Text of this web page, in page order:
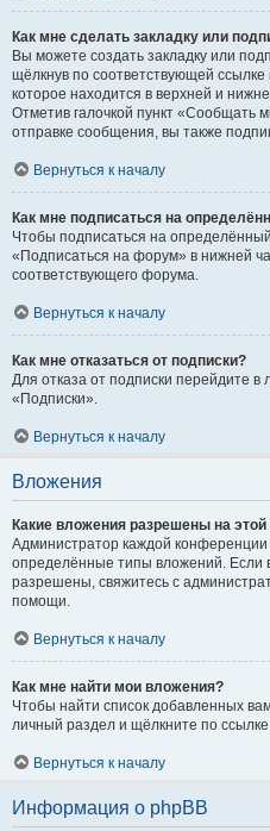
Как мне сделать закладку или
Вы можете создать закладку или
щёлкнув по соответствующей
которое находится в верхней и
Отметив галочкой пункт «Сообщать
отправке сообщения, вы также
Вернуться к началу
Как мне подписаться на
Чтобы подписаться на
«Подписаться на форум» в нижней
соответствующего форума.
Вернуться к началу
Как мне отказаться от подписки?
Для отказа от подписки перейдите
«Подписки».
Вернуться к началу
Вложения
Какие вложения разрешены на
Администратор каждой
определённые типы вложений. Если
разрешены, свяжитесь с
помощи.
Вернуться к началу
Как мне найти мои вложения?
Чтобы найти список добавленных
личный раздел и щёлкните по
Вернуться к началу
Информация о phpBB